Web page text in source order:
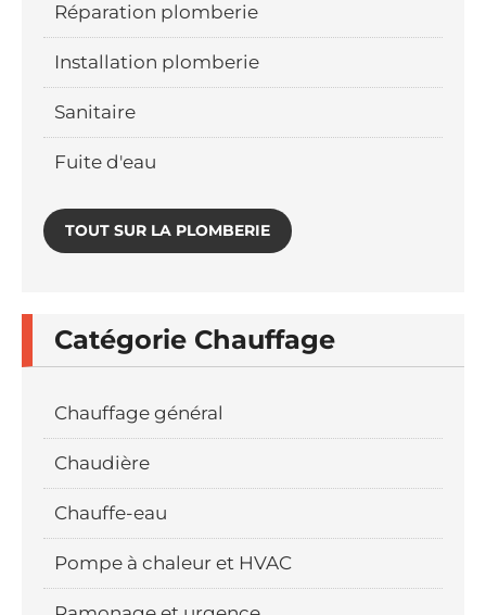
Réparation plomberie
Installation plomberie
Sanitaire
Fuite d'eau
TOUT SUR LA PLOMBERIE
Catégorie Chauffage
Chauffage général
Chaudière
Chauffe-eau
Pompe à chaleur et HVAC